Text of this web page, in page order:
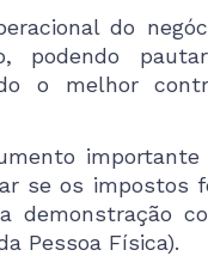
do
podendo
o melhor
se os impostos
demonstração
Pessoa Física).